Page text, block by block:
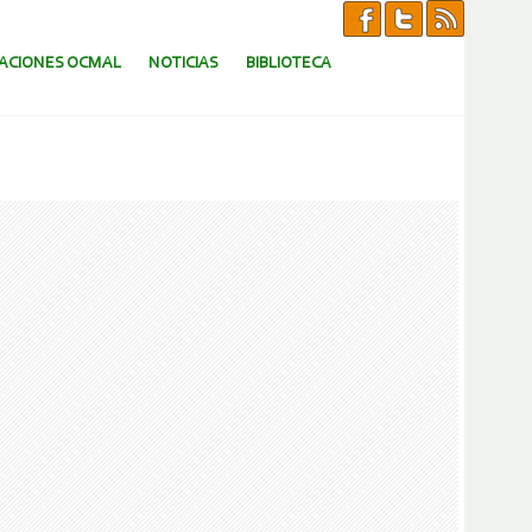
OCMAL NOTICIAS BIBLIOTECA